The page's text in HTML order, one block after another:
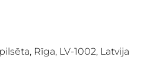
Rīga, LV-1002, Latvija